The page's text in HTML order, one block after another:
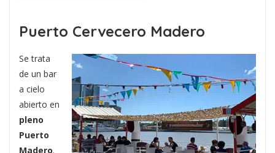
Puerto Cervecero Madero
Se trata
de un bar
a cielo
abierto en
pleno
Puerto
Madero.